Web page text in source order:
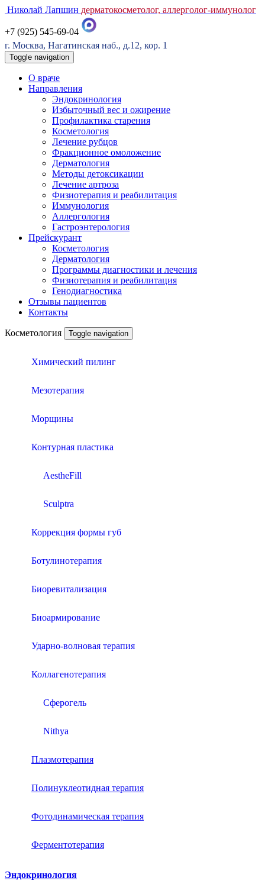
Николай Лапшин дерматокосметолог, аллерголог-иммунолог
+7 (925) 545-69-04
г. Москва, Нагатинская наб., д.12, кор. 1
Toggle navigation
О враче
Направления
Эндокринология
Избыточный вес и ожирение
Профилактика старения
Косметология
Лечение рубцов
Фракционное омоложение
Дерматология
Методы детоксикации
Лечение артроза
Физиотерапия и реабилитация
Иммунология
Аллергология
Гастроэнтерология
Прейскурант
Косметология
Дерматология
Программы диагностики и лечения
Физиотерапия и реабилитация
Генодиагностика
Отзывы пациентов
Контакты
Косметология Toggle navigation
Химический пилинг
Мезотерапия
Морщины
Контурная пластика
AestheFill
Sculptrа
Коррекция формы губ
Ботулинотерапия
Биоревитализация
Биоармирование
Ударно-волновая терапия
Коллагенотерапия
Сферогель
Nithya
Плазмотерапия
Полинуклеотидная терапия
Фотодинамическая терапия
Ферментотерапия
Эндокринология